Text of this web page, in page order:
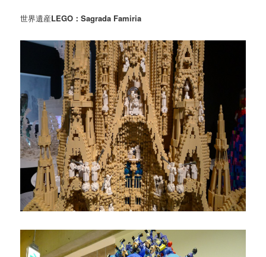
世界遺産LEGO：Sagrada Famiria